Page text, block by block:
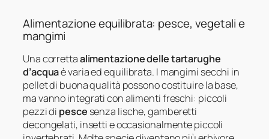
Alimentazione equilibrata: pesce, vegetali e
mangimi
Una correttaalimentazione delle tartarughe
d’acquaè varia ed equilibrata. I mangimi secchi in
pellet di buona qualità possono costituire la base,
ma vanno integrati con alimenti freschi: piccoli
pezzi di pesce senza lische, gamberetti
decongelati, insetti e occasionalmente piccoli